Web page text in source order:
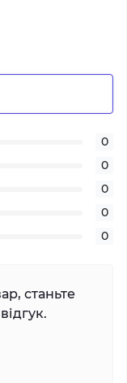
0
0
0
0
0
станьте